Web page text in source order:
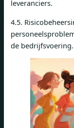
leveranciers.
4.5.
de bedrijfsvoering.